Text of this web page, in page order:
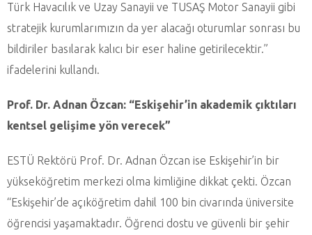
Türk Havacılık ve Uzay Sanayii ve TUSAŞ Motor Sanayii gibi
stratejik kurumlarımızın da yer alacağı oturumlar sonrası bu
bildiriler basılarak kalıcı bir eser haline getirilecektir.”
ifadelerini kullandı.
Prof. Dr. Adnan Özcan: “Eskişehir’in akademik çıktıları
kentsel gelişime yön verecek”
ESTÜ Rektörü Prof. Dr. Adnan Özcan ise Eskişehir’in bir
yükseköğretim merkezi olma kimliğine dikkat çekti. Özcan
“Eskişehir’de açıköğretim dahil 100 bin civarında üniversite
öğrencisi yaşamaktadır. Öğrenci dostu ve güvenli bir şehir